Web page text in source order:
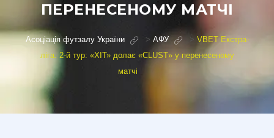
ПЕРЕНЕСЕНОМУ МАТЧІ
Асоціація футзалу України > АФУ > VBET Екстра-
ліга. 2-й тур: «ХІТ» долає «CLUST» у перенесеному
матчі